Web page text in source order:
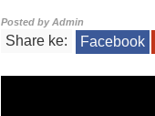
Posted byAdmin
Share ke: Facebook